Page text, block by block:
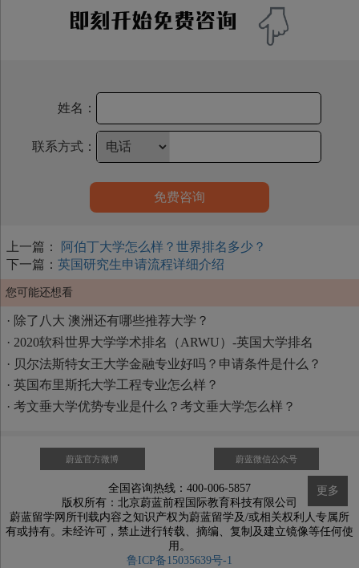
姓名：
联系方式：
免费咨询
上一篇：
阿伯丁大学怎么样？世界排名多少？
下一篇： 英国研究生申请流程详细介绍
您可能还想看
· 除了八大 澳洲还有哪些推荐大学？
· 2020软科世界大学学术排名（ARWU）-英国大学排名
· 贝尔法斯特女王大学金融专业好吗？申请条件是什么？
· 英国布里斯托大学工程专业怎么样？
· 考文垂大学优势专业是什么？考文垂大学怎么样？
更多
蔚蓝官方微博 蔚蓝微信公众号
全国咨询热线：400-006-5857
版权所有：北京蔚蓝前程国际教育科技有限公司
蔚蓝留学网所刊载内容之知识产权为蔚蓝留学及/或相关权利人专属所
有或持有。未经许可，禁止进行转载、摘编、复制及建立镜像等任何使
用。
鲁ICP备15035639号-1